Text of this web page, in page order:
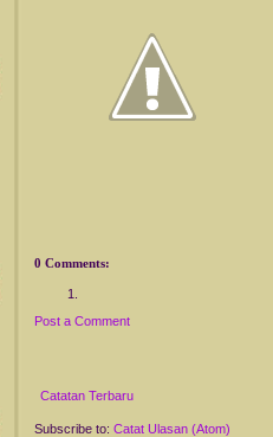
0 Comments:
Post a Comment
Catatan Terbaru
Subscribe to: Catat Ulasan (Atom)